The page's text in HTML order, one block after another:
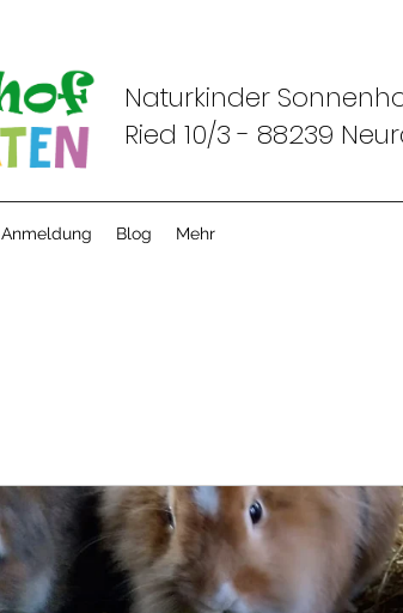
Naturkinder
Ried 10/3 - 88239
Anmeldung Blog Mehr